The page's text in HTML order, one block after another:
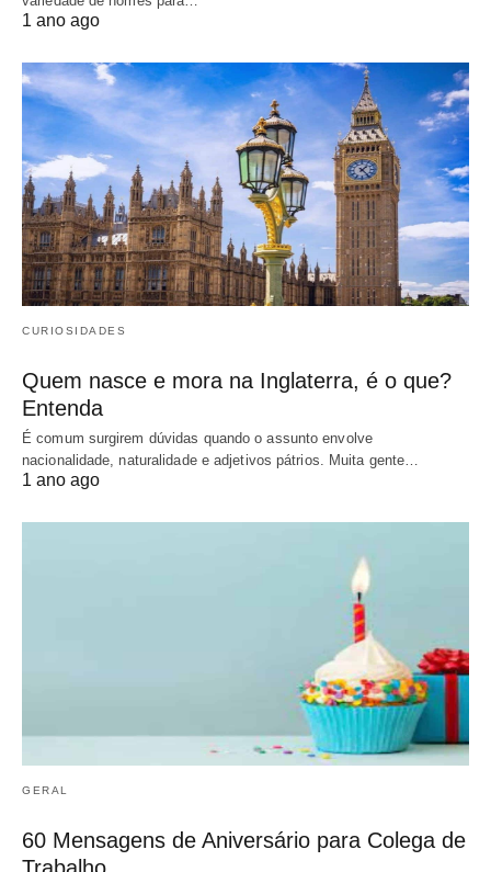
1 ano ago
CURIOSIDADES
Quem nasce e mora na Inglaterra, é o que?
Entenda
É comum surgirem dúvidas quando o assunto envolve
nacionalidade, naturalidade e adjetivos pátrios. Muita gente…
1 ano ago
GERAL
60 Mensagens de Aniversário para Colega de